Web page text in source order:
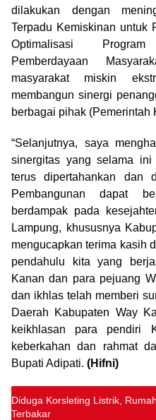
dilakukan dengan
Terpadu Kemiskinan untuk
Optimalisasi
Pemberdayaan
masyarakat miskin
membangun sinergi
berbagai pihak (Pemerintah
“Selanjutnya, saya
sinergitas yang selama
terus dipertahankan dan
Pembangunan dapat
berdampak pada
Lampung, khususnya
mengucapkan terima kasih
pendahulu kita yang
Kanan dan para pejuang
dan ikhlas telah memberi
Daerah Kabupaten Way
keikhlasan para pendiri
keberkahan dan rahmat
Bupati Adipati. (Hifni)
Diduga Korsleting Listrik,
Terbakar